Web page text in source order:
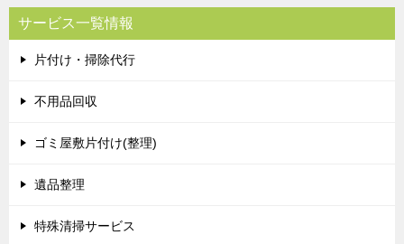
ビ
ゲ
ー
シ
サービス一覧情報
片付け・掃除代行
不用品回収
ゴミ屋敷片付け(整理)
遺品整理
特殊清掃サービス